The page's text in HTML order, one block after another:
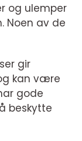
og ulemper
Noen av de
gir
kan være
gode
beskytte